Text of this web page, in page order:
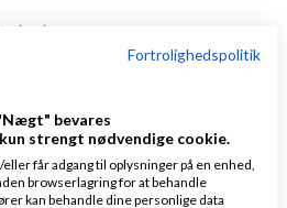
|
taksterne for 2011 for kørsel.
til 2010. Satserne for kørsel i
Fortrolighedspolitik
bevares
strengt nødvendige cookie.
får adgang til oplysninger på en enhed,
browserlagring for at behandle
kan behandle dine personlige data